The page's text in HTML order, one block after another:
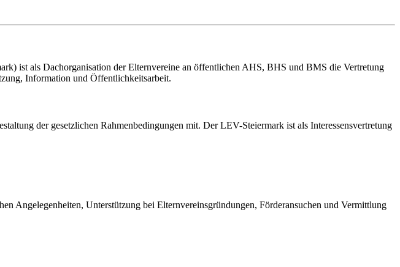
ist als Dachorganisation der Elternvereine an öffentlichen AHS, BHS und BMS die Vertretung
Information und Öffentlichkeitsarbeit.
der gesetzlichen Rahmenbedingungen mit. Der LEV-Steiermark ist als Interessensvertretung
Angelegenheiten, Unterstützung bei Elternvereinsgründungen, Förderansuchen und Vermittlung